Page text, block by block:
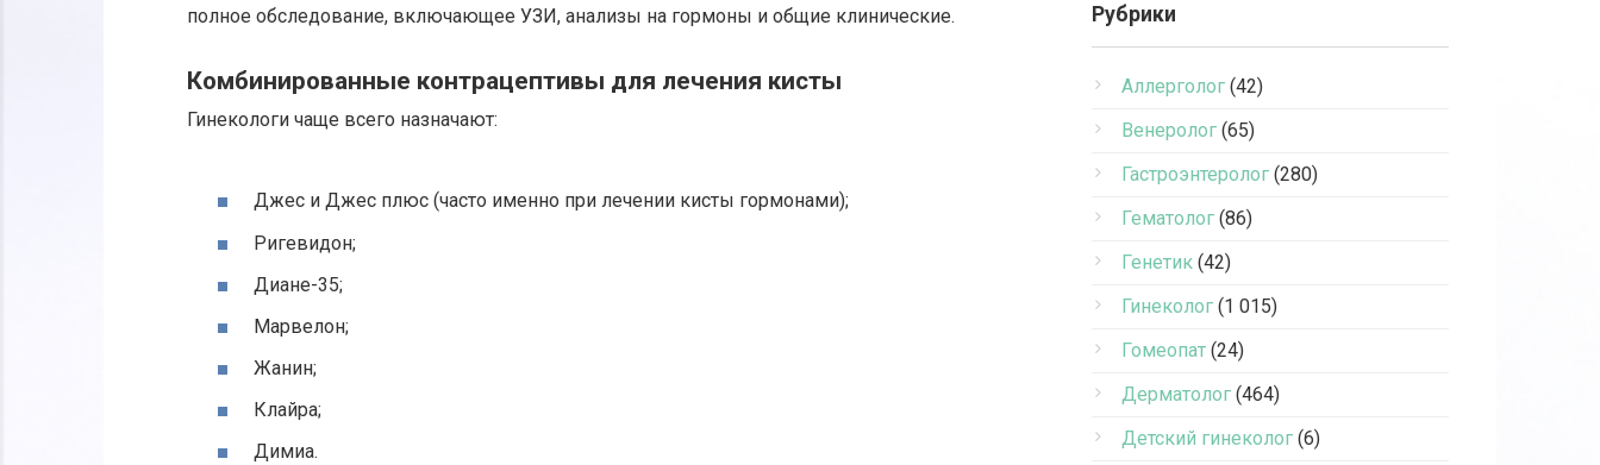
полное обследование, включающее УЗИ, анализы на гормоны и общие клинические.
Комбинированные контрацептивы для лечения кисты
Гинекологи чаще всего назначают:
Джес и Джес плюс (часто именно при лечении кисты гормонами);
Ригевидон;
Диане-35;
Марвелон;
Жанин;
Клайра;
Димиа.
Рубрики
Аллерголог (42)
Венеролог (65)
Гастроэнтеролог (280)
Гематолог (86)
Генетик (42)
Гинеколог (1 015)
Гомеопат (24)
Дерматолог (464)
Детский гинеколог (6)